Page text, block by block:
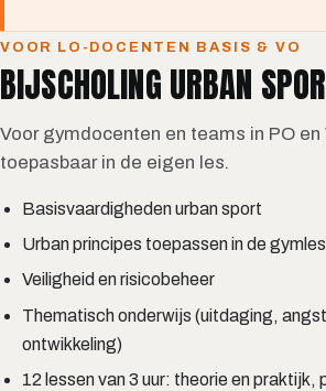
VOOR LO-DOCENTEN BASIS & VO
BIJSCHOLING URBAN
Voor gymdocenten en teams in PO en
toepasbaar in de eigen les.
Basisvaardigheden urban sport
Urban principes toepassen in de gymles
Veiligheid en risicobeheer
Thematisch onderwijs (uitdaging,
ontwikkeling)
12 lessen van 3 uur: theorie en praktijk,